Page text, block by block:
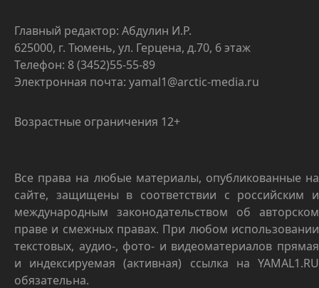
Главный редактор: Абдулин И.Р.
625000, г. Тюмень, ул. Герцена, д.70, 6 этаж
Телефон: 8 (3452)55-55-89
Электронная почта: yamal1@arctic-media.ru
Возрастные ограничения 12+
Все права на любые материалы, опубликованные на
сайте, защищены в соответствии с российским и
международным законодательством об авторском
праве и смежных правах. При любом использовании
текстовых, аудио-, фото- и видеоматериалов прямая
и индексируемая (активная) ссылка на YAMAL1.RU
обязательна.